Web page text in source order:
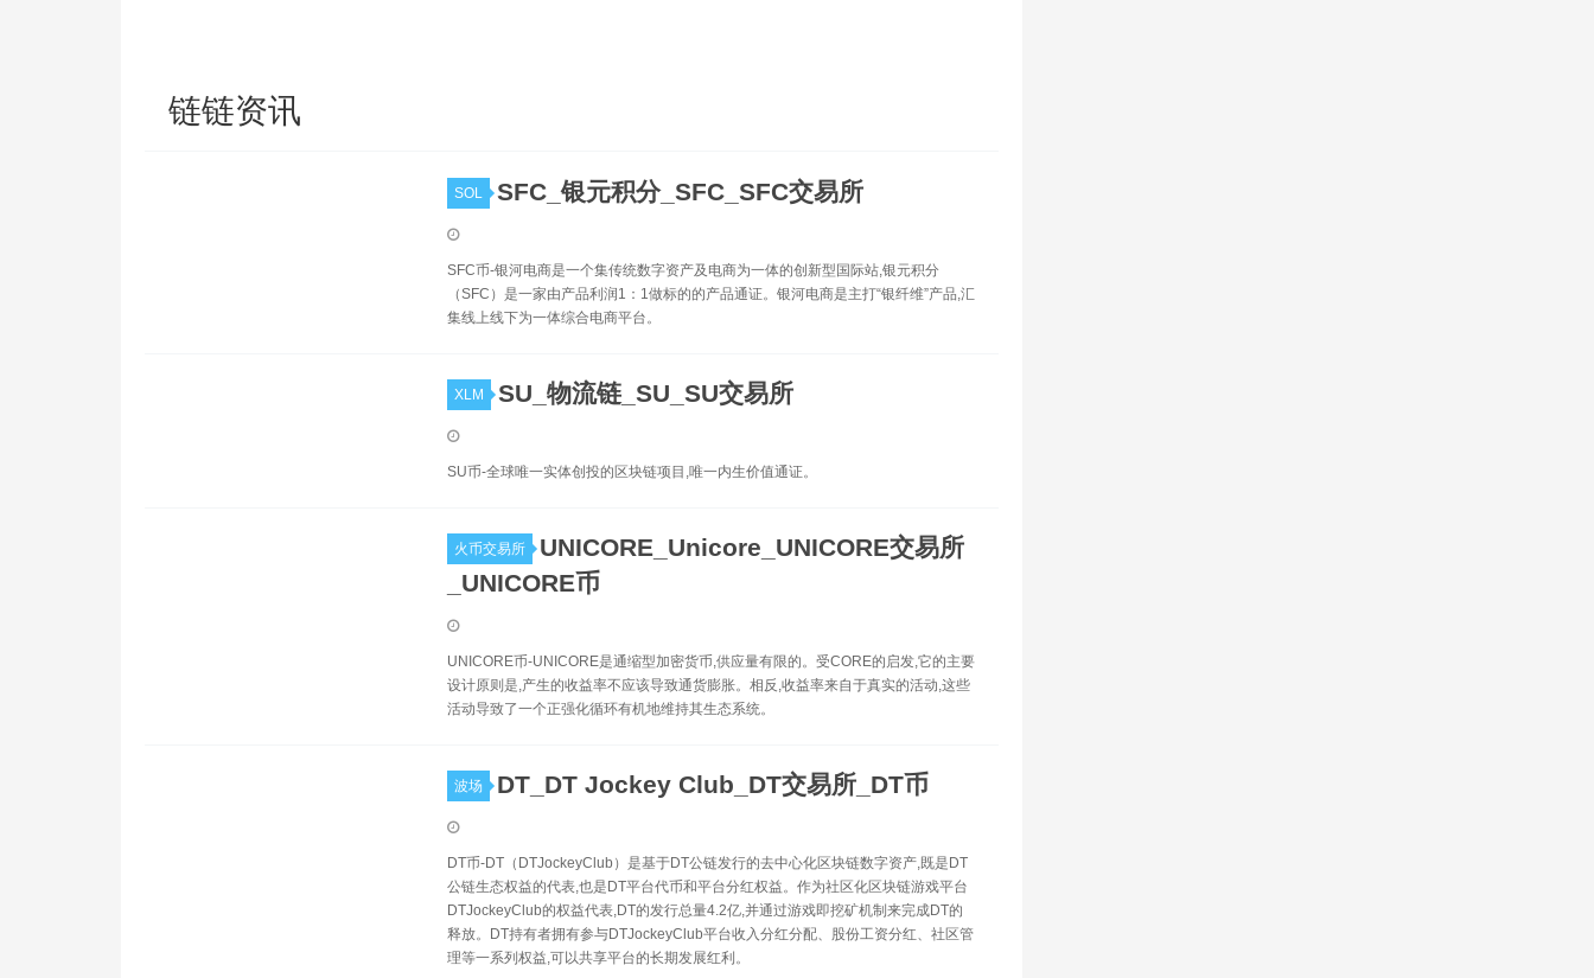
链链资讯
SOL SFC_银元积分_SFC_SFC交易所
SFC币-银河电商是一个集传统数字资产及电商为一体的创新型国际站,银元积分
（SFC）是一家由产品利润1：1做标的的产品通证。银河电商是主打“银纤维”产品,汇
集线上线下为一体综合电商平台。
XLM SU_物流链_SU_SU交易所
SU币-全球唯一实体创投的区块链项目,唯一内生价值通证。
火币交易所
UNICORE_Unicore_UNICORE交易所
_UNICORE币
UNICORE币-UNICORE是通缩型加密货币,供应量有限的。受CORE的启发,它的主要
设计原则是,产生的收益率不应该导致通货膨胀。相反,收益率来自于真实的活动,这些
活动导致了一个正强化循环有机地维持其生态系统。
波场 DT_DT Jockey Club_DT交易所_DT币
DT币-DT（DTJockeyClub）是基于DT公链发行的去中心化区块链数字资产,既是DT
公链生态权益的代表,也是DT平台代币和平台分红权益。作为社区化区块链游戏平台
DTJockeyClub的权益代表,DT的发行总量4.2亿,并通过游戏即挖矿机制来完成DT的
释放。DT持有者拥有参与DTJockeyClub平台收入分红分配、股份工资分红、社区管
理等一系列权益,可以共享平台的长期发展红利。